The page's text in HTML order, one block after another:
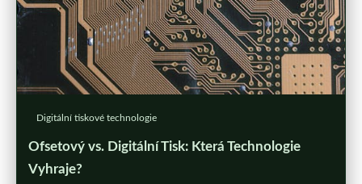
Digitální tiskové technologie
Ofsetový vs. Digitální Tisk: Která Technologie
Vyhraje?